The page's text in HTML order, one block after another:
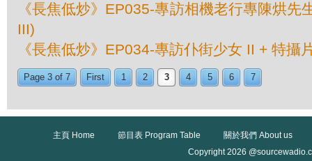
《長焦低炒》EP035-專訪相機老行專陳烘先
III)
《長焦低炒》EP034-專訪仆街少女 II + 特攝
Page 3 of 7 First 1 2 3 4 5 6 7
主頁 Home 節目表 Program Table
關於我們 About us
Copyright 2026